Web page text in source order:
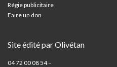
Régie publicitaire
Faire un don
Site édité par Olivétan
04 72 00 08 54 –